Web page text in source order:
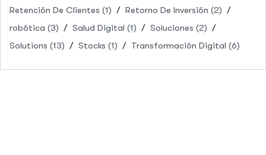
Retención De Clientes (1) Retorno De Inversión (2)
robótica (3) Salud Digital (1) Soluciones (2)
Solutions (13) Stocks (1) Transformación Digital (6)